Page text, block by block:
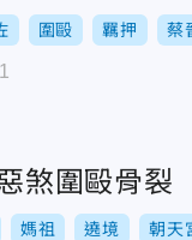
圍毆 羈押 蔡
煞圍毆骨
媽祖 遶境 朝天